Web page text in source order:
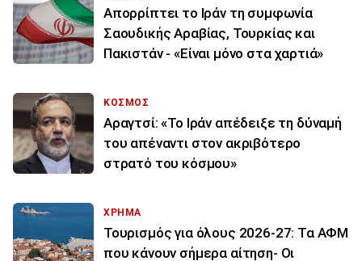
Απορρίπτει το Ιράν τη συμφωνία
Σαουδικής Αραβίας, Τουρκίας και
Πακιστάν - «Είναι μόνο στα χαρτιά»
ΚΟΣΜΟΣ
Αραγτσί: «Το Ιράν απέδειξε τη δύναμή
του απέναντι στον ακριβότερο
στρατό του κόσμου»
ΧΡΗΜΑ
Τουρισμός για όλους 2026-27: Τα ΑΦΜ
που κάνουν σήμερα αίτηση- Οι